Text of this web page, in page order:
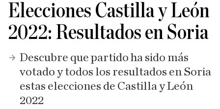
Elecciones Castilla y León
2022: Resultados en Soria
Descubre que partido ha sido más
votado y todos los resultados en Soria
estas elecciones de Castilla y León
2022